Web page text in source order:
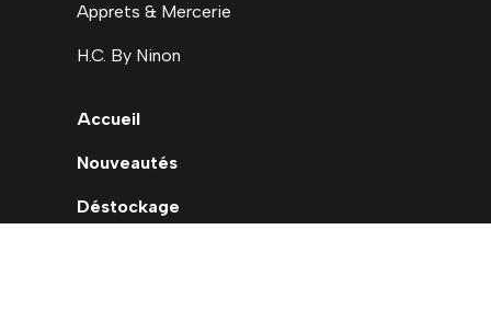
Apprets & Mercerie
H.C. By Ninon
Accueil
Nouveautés
Déstockage